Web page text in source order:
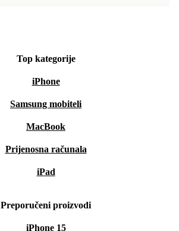
Top kategorije
iPhone
Samsung mobiteli
MacBook
Prijenosna računala
iPad
Preporučeni proizvodi
iPhone 15